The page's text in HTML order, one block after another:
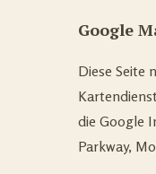
Google
Diese Seite
die Google
Parkway,